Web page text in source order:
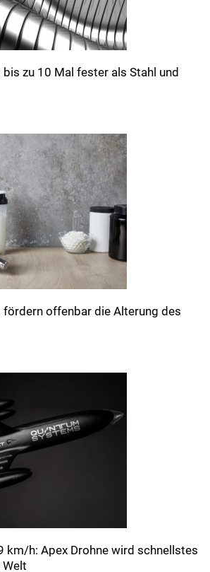
zu 10 Mal fester als Stahl und
fördern offenbar die Alterung des
km/h: Apex Drohne wird schnellstes